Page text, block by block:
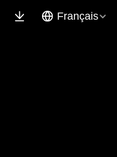
Français